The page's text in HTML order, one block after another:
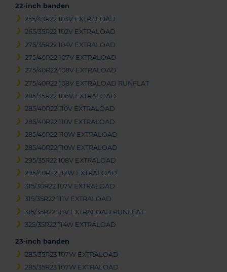
22-inch banden
255/40R22 103V EXTRALOAD
265/35R22 102V EXTRALOAD
275/35R22 104V EXTRALOAD
275/40R22 107V EXTRALOAD
275/40R22 108V EXTRALOAD
275/40R22 108V EXTRALOAD RUNFLAT
285/35R22 106V EXTRALOAD
285/40R22 110V EXTRALOAD
285/40R22 110V EXTRALOAD
285/40R22 110W EXTRALOAD
285/40R22 110W EXTRALOAD
295/35R22 108V EXTRALOAD
295/40R22 112W EXTRALOAD
315/30R22 107V EXTRALOAD
315/35R22 111V EXTRALOAD
315/35R22 111V EXTRALOAD RUNFLAT
325/35R22 114W EXTRALOAD
23-inch banden
285/35R23 107W EXTRALOAD
285/35R23 107W EXTRALOAD